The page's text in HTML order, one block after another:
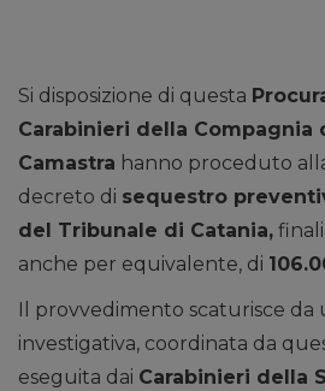
Si disposizione di questa
Carabinieri della Compagnia
Camastra hanno proceduto
decreto di sequestro
del Tribunale di Catania,
anche per equivalente, di
Il provvedimento scaturisce da
investigativa, coordinata da
eseguita dai Carabinieri della